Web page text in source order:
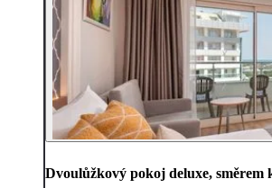
Dvoulůžkový pokoj deluxe, směrem